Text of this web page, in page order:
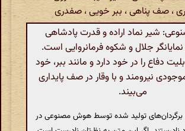
، صف پناهی ، ببر خویی ، صفدری
شیر نماد اراده و قدرت پادشاهی
جلال و شکوه فرمانروایی است.
دفاع را در خود دارد و مانند ببر، خود
نیرومند و با وقار در صف پایداری
می‌بیند.
برگردان‌های تولید شده توسط هوش مصنوعی در